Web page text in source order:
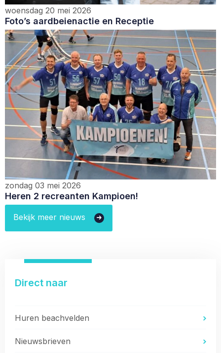
woensdag 20 mei 2026
Foto’s aardbeienactie en Receptie
zondag 03 mei 2026
Heren 2 recreanten Kampioen!
Bekijk meer nieuws
Direct naar
Huren beachvelden
Nieuwsbrieven